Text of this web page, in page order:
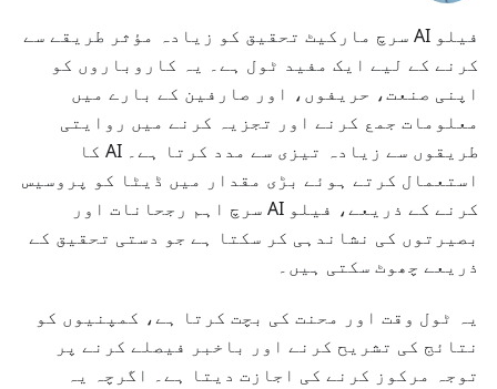
فیلو AI سرچ مارکیٹ تحقیق کو زیادہ مؤثر طریقے سے
کرنے کے لیے ایک مفید ٹول ہے۔ یہ کاروباروں کو
اپنی صنعت، حریفوں، اور صارفین کے بارے میں
معلومات جمع کرنے اور تجزیہ کرنے میں روایتی
طریقوں سے زیادہ تیزی سے مدد کرتا ہے۔ AI کا
استعمال کرتے ہوئے بڑی مقدار میں ڈیٹا کو پروسیس
کرنے کے ذریعے، فیلو AI سرچ اہم رجحانات اور
بصیرتوں کی نشاندہی کر سکتا ہے جو دستی تحقیق کے
ذریعے چھوٹ سکتی ہیں۔
یہ ٹول وقت اور محنت کی بچت کرتا ہے، کمپنیوں کو
نتائج کی تشریح کرنے اور باخبر فیصلے کرنے پر
توجہ مرکوز کرنے کی اجازت دیتا ہے۔ اگرچہ یہ